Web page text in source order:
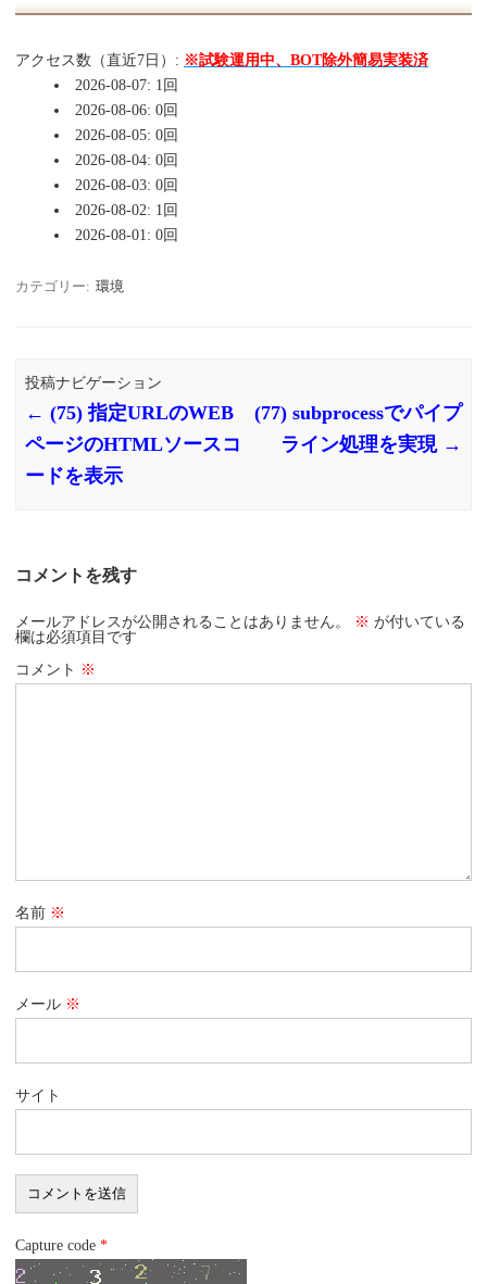
アクセス数（直近7日）: ※試験運用中、BOT除外簡易実装済
2026-08-07: 1回
2026-08-06: 0回
2026-08-05: 0回
2026-08-04: 0回
2026-08-03: 0回
2026-08-02: 1回
2026-08-01: 0回
カテゴリー: 環境
投稿ナビゲーション
← (75) 指定URLのWEB
ページのHTMLソースコ
ードを表示
(77) subprocessでパイプ
ライン処理を実現 →
コメントを残す
メールアドレスが公開されることはありません。 ※ が付いている
欄は必須項目です
コメント ※
名前 ※
メール ※
サイト
Capture code *